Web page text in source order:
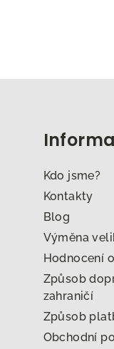
Kdo jsme?
Kontakty
Blog
Výměna
Hodnocení
Způsob
zahraničí
Způsob
Obchodní